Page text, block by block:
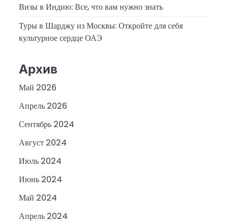
Визы в Индию: Все, что вам нужно знать
Туры в Шарджу из Москвы: Откройте для себя
культурное сердце ОАЭ
Архив
Май 2026
Апрель 2026
Сентябрь 2024
Август 2024
Июль 2024
Июнь 2024
Май 2024
Апрель 2024